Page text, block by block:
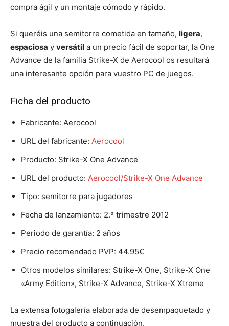
compra ágil y un montaje cómodo y rápido.
Si queréis una semitorre cometida en tamaño, ligera,
espaciosa y versátil a un precio fácil de soportar, la One
Advance de la familia Strike-X de Aerocool os resultará
una interesante opción para vuestro PC de juegos.
Ficha del producto
Fabricante: Aerocool
URL del fabricante: Aerocool
Producto: Strike-X One Advance
URL del producto: Aerocool/Strike-X One Advance
Tipo: semitorre para jugadores
Fecha de lanzamiento: 2.º trimestre 2012
Periodo de garantía: 2 años
Precio recomendado PVP: 44.95€
Otros modelos similares: Strike-X One, Strike-X One
«Army Edition», Strike-X Advance, Strike-X Xtreme
La extensa fotogalería elaborada de desempaquetado y
muestra del producto a continuación.